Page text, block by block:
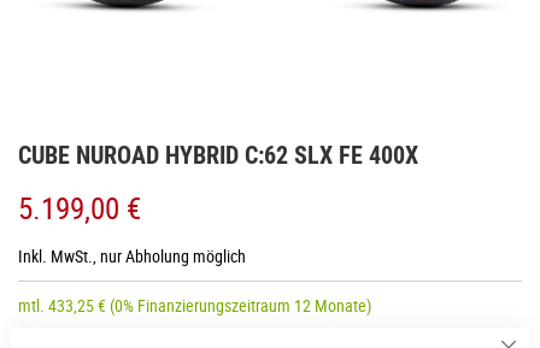
Anfang
Bildgalerie
CUBE NUROAD HYBRID C:62 SLX FE 400X
5.199,00 €
Inkl. MwSt., nur Abholung möglich
mtl. 433,25€(0% Finanzierungszeitraum 12 Monate)